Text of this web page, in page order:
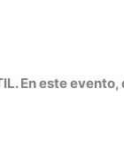
En este